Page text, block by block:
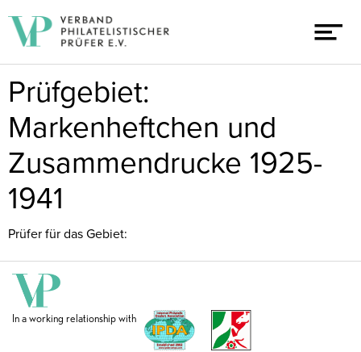
Prüfgebiet:
Markenheftchen und
Zusammendrucke 1925-
1941
Prüfer für das Gebiet:
In a working relationship with